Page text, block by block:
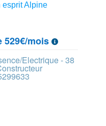
esprit Alpine
529€/mois
Electrique - 38